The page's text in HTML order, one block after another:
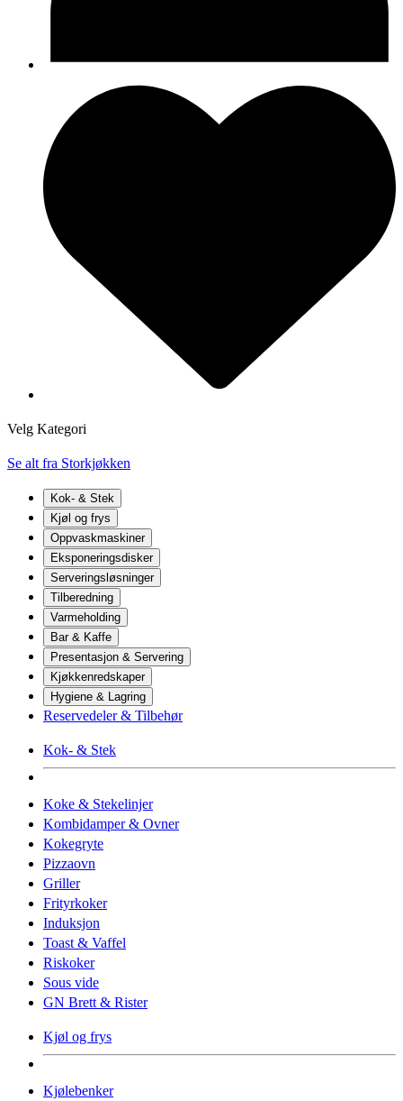
Velg Kategori
Se alt fra Storkjøkken
Kok- & Stek
Kjøl og frys
Oppvaskmaskiner
Eksponeringsdisker
Serveringsløsninger
Tilberedning
Varmeholding
Bar & Kaffe
Presentasjon & Servering
Kjøkkenredskaper
Hygiene & Lagring
Reservedeler & Tilbehør
Kok- & Stek
Koke & Stekelinjer
Kombidamper & Ovner
Kokegryte
Pizzaovn
Griller
Frityrkoker
Induksjon
Toast & Vaffel
Riskoker
Sous vide
GN Brett & Rister
Kjøl og frys
Kjølebenker